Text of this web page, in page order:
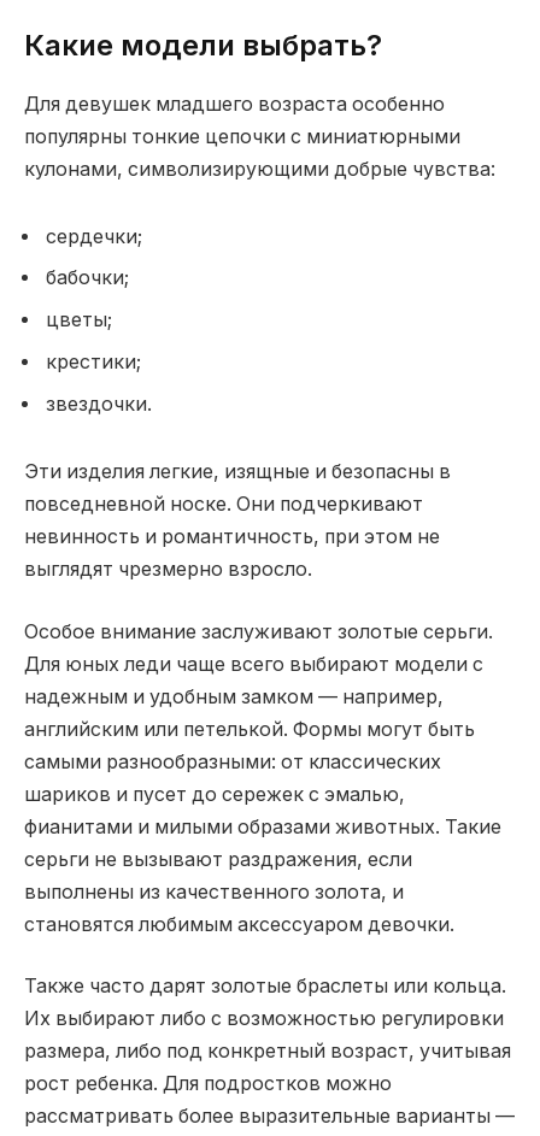
Какие модели выбрать?
Для девушек младшего возраста особенно
популярны тонкие цепочки с миниатюрными
кулонами, символизирующими добрые чувства:
сердечки;
бабочки;
цветы;
крестики;
звездочки.
Эти изделия легкие, изящные и безопасны в
повседневной носке. Они подчеркивают
невинность и романтичность, при этом не
выглядят чрезмерно взросло.
Особое внимание заслуживают золотые серьги.
Для юных леди чаще всего выбирают модели с
надежным и удобным замком — например,
английским или петелькой. Формы могут быть
самыми разнообразными: от классических
шариков и пусет до сережек с эмалью,
фианитами и милыми образами животных. Такие
серьги не вызывают раздражения, если
выполнены из качественного золота, и
становятся любимым аксессуаром девочки.
Также часто дарят золотые браслеты или кольца.
Их выбирают либо с возможностью регулировки
размера, либо под конкретный возраст, учитывая
рост ребенка. Для подростков можно
рассматривать более выразительные варианты —